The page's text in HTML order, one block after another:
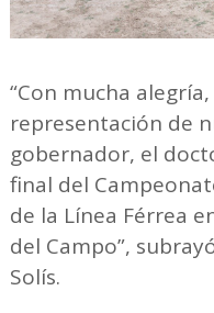
“Con mucha
representación de
gobernador, el
final del
de la Línea Férrea
del Campo”,
Solís.